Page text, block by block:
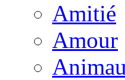
Amitié
Amour